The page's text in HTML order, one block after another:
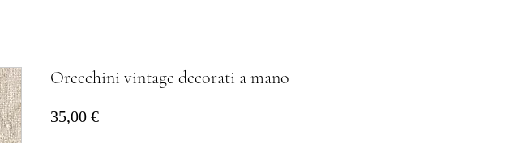
Orecchini vintage decorati a mano
35,00 €Prezzo